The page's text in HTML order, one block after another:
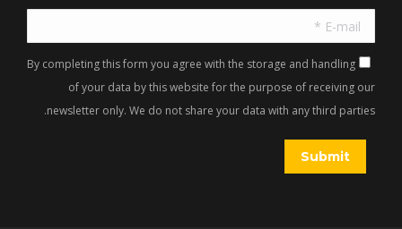
E-mail *
By completing this form you agree with the storage and handling
of your data by this website for the purpose of receiving our
newsletter only. We do not share your data with any third parties.
Submit